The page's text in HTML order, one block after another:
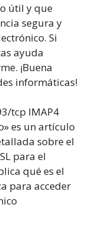
útil y que
segura y
Si
ayuda
¡Buena
informáticas!
tcp IMAP4
es un artículo
sobre el
para el
qué es el
para acceder